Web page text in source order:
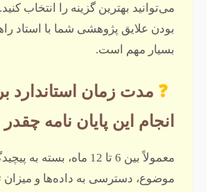
می‌توانید بهترین گزینه را انتخاب
بودن علایق پژوهشی شما با استاد
بسیار مهم است.
❓ مدت زمان استاندارد
انجام این پایان نامه
معمولاً بین 6 تا 12 ماه، بسته به
موضوع، دسترسی به داده‌ها و میزان